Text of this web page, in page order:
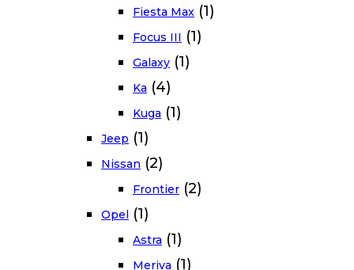
Fiesta Max (1)
Focus III (1)
Galaxy (1)
Ka (4)
Kuga (1)
Jeep (1)
Nissan (2)
Frontier (2)
Opel (1)
Astra (1)
Meriva (1)